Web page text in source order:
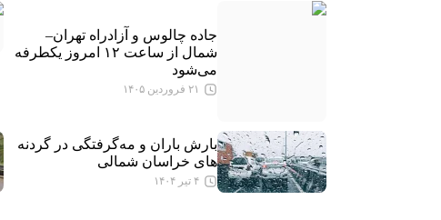
جاده چالوس و آزادراه تهران–
شمال از ساعت ۱۲ امروز یکطرفه
می‌شود
۲۱ فروردین ۱۴۰۵
بارش باران و مه‌گرفتگی در گردنه
های خراسان شمالی
۴ تیر ۱۴۰۴